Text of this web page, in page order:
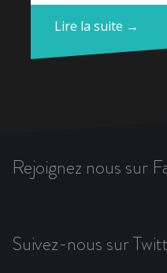
Lire la suite →
Rejoignez nous sur
Suivez-nous sur